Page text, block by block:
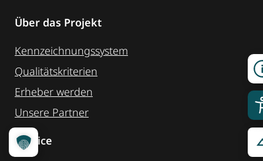
Über das Projekt
Kennzeichnungssystem
Qualitätskriterien
Erheber werden
Unsere Partner
Service